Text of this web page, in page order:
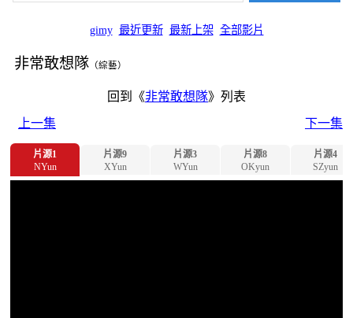
gimy 最近更新 最新上架 全部影片
非常敢想隊 （綜藝）
回到《非常敢想隊》列表
上一集
下一集
片源1
NYun
片源9
XYun
片源3
WYun
片源8
OKyun
片源4
SZyun